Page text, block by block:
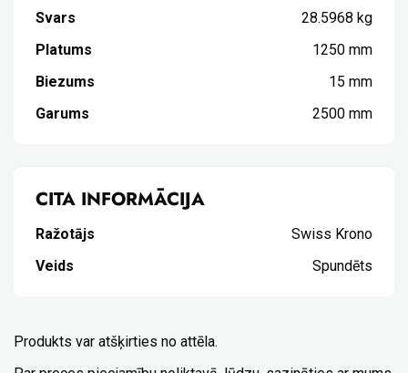
Svars
28.5968 kg
Platums
1250 mm
Biezums
15 mm
Garums
2500 mm
CITA INFORMĀCIJA
Ražotājs
Swiss Krono
Veids
Spundēts
Produkts var atšķirties no attēla.